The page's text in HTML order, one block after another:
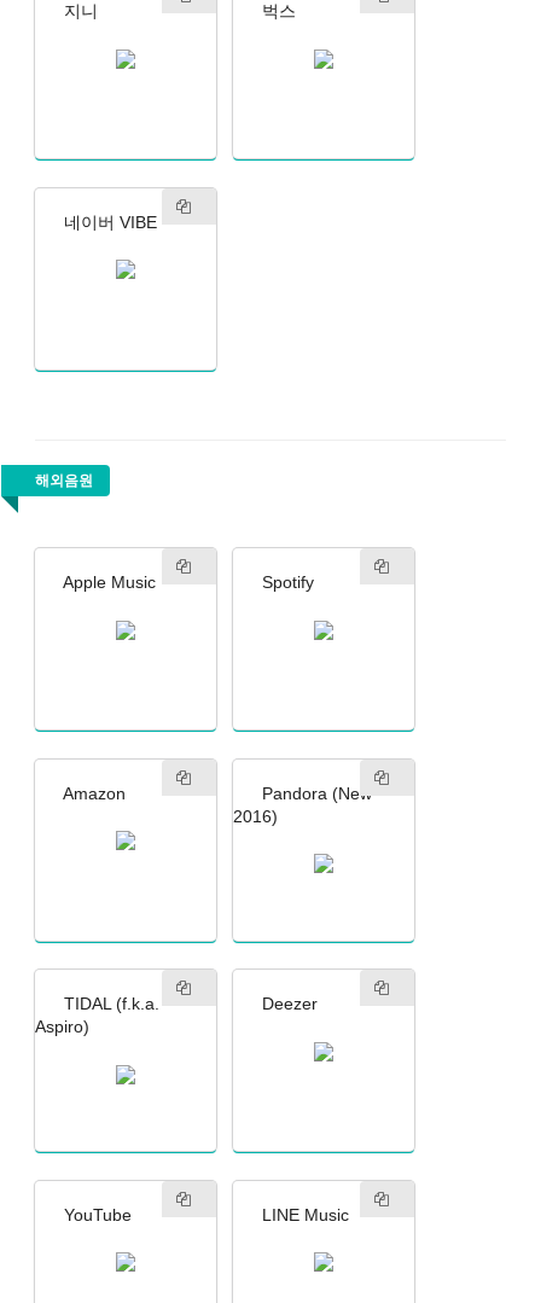
지니 벅스
네이버 VIBE
해외음원
Apple Music Spotify
Amazon
Pandora (New
2016)
TIDAL (f.k.a.
Aspiro)
Deezer
YouTube LINE Music